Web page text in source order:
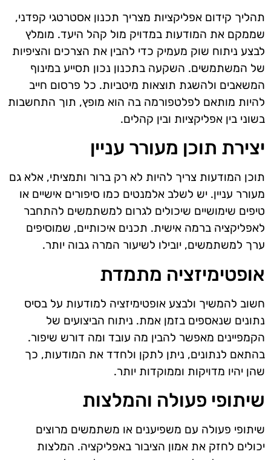
תהליך קידום אפליקציות מצריך תכנון אסטרטגי קפדני,
שממקם את המודעות במדויק מול קהל היעד. מומלץ
לבצע ניתוח שוק מעמיק כדי להבין את הצרכים והציפיות
של המשתמשים. השקעה בתכנון נכון תסייע במינוף
המשאבים ולהשגת תוצאות מיטביות. כל פרסום חייב
להיות מותאם לפלטפורמה בה הוא מופץ, תוך התחשבות
בשוני בין אפליקציות ובין קהלים.
יצירת תוכן מעורר עניין
תוכן המודעות צריך להיות לא רק ברור ותמציתי, אלא גם
מעורר עניין. יש לשלב אלמנטים כמו סיפורים אישיים או
טיפים שימושיים שיכולים לגרום למשתמשים להתחבר
לאפליקציה ברמה אישית. תכנים איכותיים, שמוסיפים
ערך למשתמשים, יובילו לשיעור המרה גבוה יותר.
אופטימיזציה מתמדת
חשוב להמשיך ולבצע אופטימיזציה למודעות על בסיס
נתונים שנאספים בזמן אמת. ניתוח הביצועים של
הקמפיינים מאפשר להבין מה עובד ומה דורש שיפור.
בהתאם לנתונים, ניתן לתקן ולחדד את המודעות, כך
שהן יהיו מדויקות וממוקדות יותר.
שיתופי פעולה והמלצות
שיתופי פעולה עם משפיענים או משתמשים מרוצים
יכולים לחזק את אמון הציבור באפליקציה. המלצות